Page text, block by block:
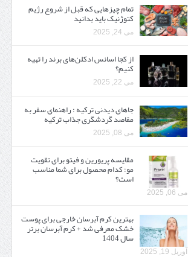
تمام چیزهایی که قبل از شروع رژیم
کتوژنیک باید بدانید‎
می 24, 2025
از کجا اسانس ادکلن‌های برند را تهیه
کنیم؟
می 22, 2025
جاهای دیدنی ترکیه : راهنمای سفر به
مقاصد گردشگری جذاب ترکیه
می 08, 2025
مقایسه پریورین و فیتو برای تقویت
مو: کدام محصول برای شما مناسب
است؟
می 06, 2025
بهترین کرم آبرسان خارجی برای پوست
خشک معرفی شد + کرم آبرسان برتر
سال 1404
آوریل 19, 2025